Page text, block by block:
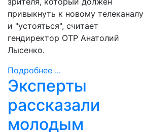
привыкнуть к новому телеканалу
и "устояться", считает
гендиректор ОТР Анатолий
Лысенко.
Подробнее ...
Эксперты
рассказали
молодым